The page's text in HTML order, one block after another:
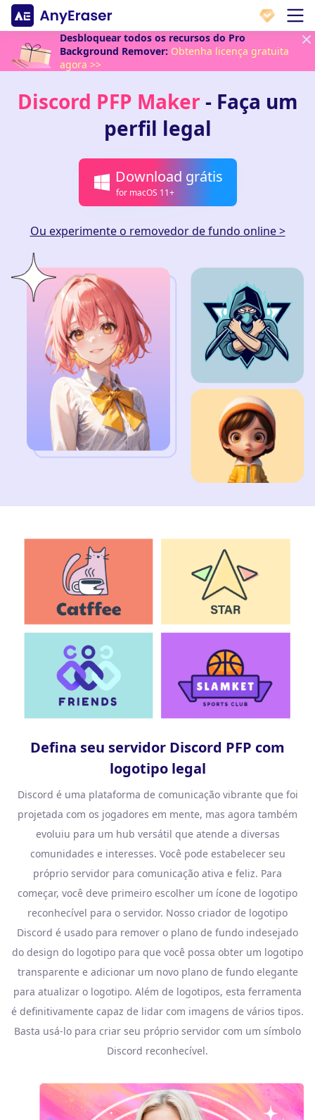
Desbloquear todos os recursos do Pro
Background Remover: Obtenha licença gratuita
agora >>
Discord PFP Maker - Faça um
perfil legal
Download grátis
for macOS 11+
Ou experimente o removedor de fundo online >
Defina seu servidor Discord PFP com
logotipo legal
Discord é uma plataforma de comunicação vibrante que foi
projetada com os jogadores em mente, mas agora também
evoluiu para um hub versátil que atende a diversas
comunidades e interesses. Você pode estabelecer seu
próprio servidor para comunicação ativa e feliz. Para
começar, você deve primeiro escolher um ícone de logotipo
reconhecível para o servidor. Nosso criador de logotipo
Discord é usado para remover o plano de fundo indesejado
do design do logotipo para que você possa obter um logotipo
transparente e adicionar um novo plano de fundo elegante
para atualizar o logotipo. Além de logotipos, esta ferramenta
é definitivamente capaz de lidar com imagens de vários tipos.
Basta usá-lo para criar seu próprio servidor com um símbolo
Discord reconhecível.